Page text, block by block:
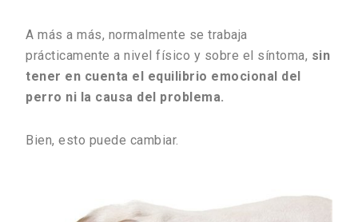
A más a más, normalmente se trabaja
prácticamente a nivel físico y sobre el síntoma, sin
tener en cuenta el equilibrio emocional del
perro ni la causa del problema.
Bien, esto puede cambiar.